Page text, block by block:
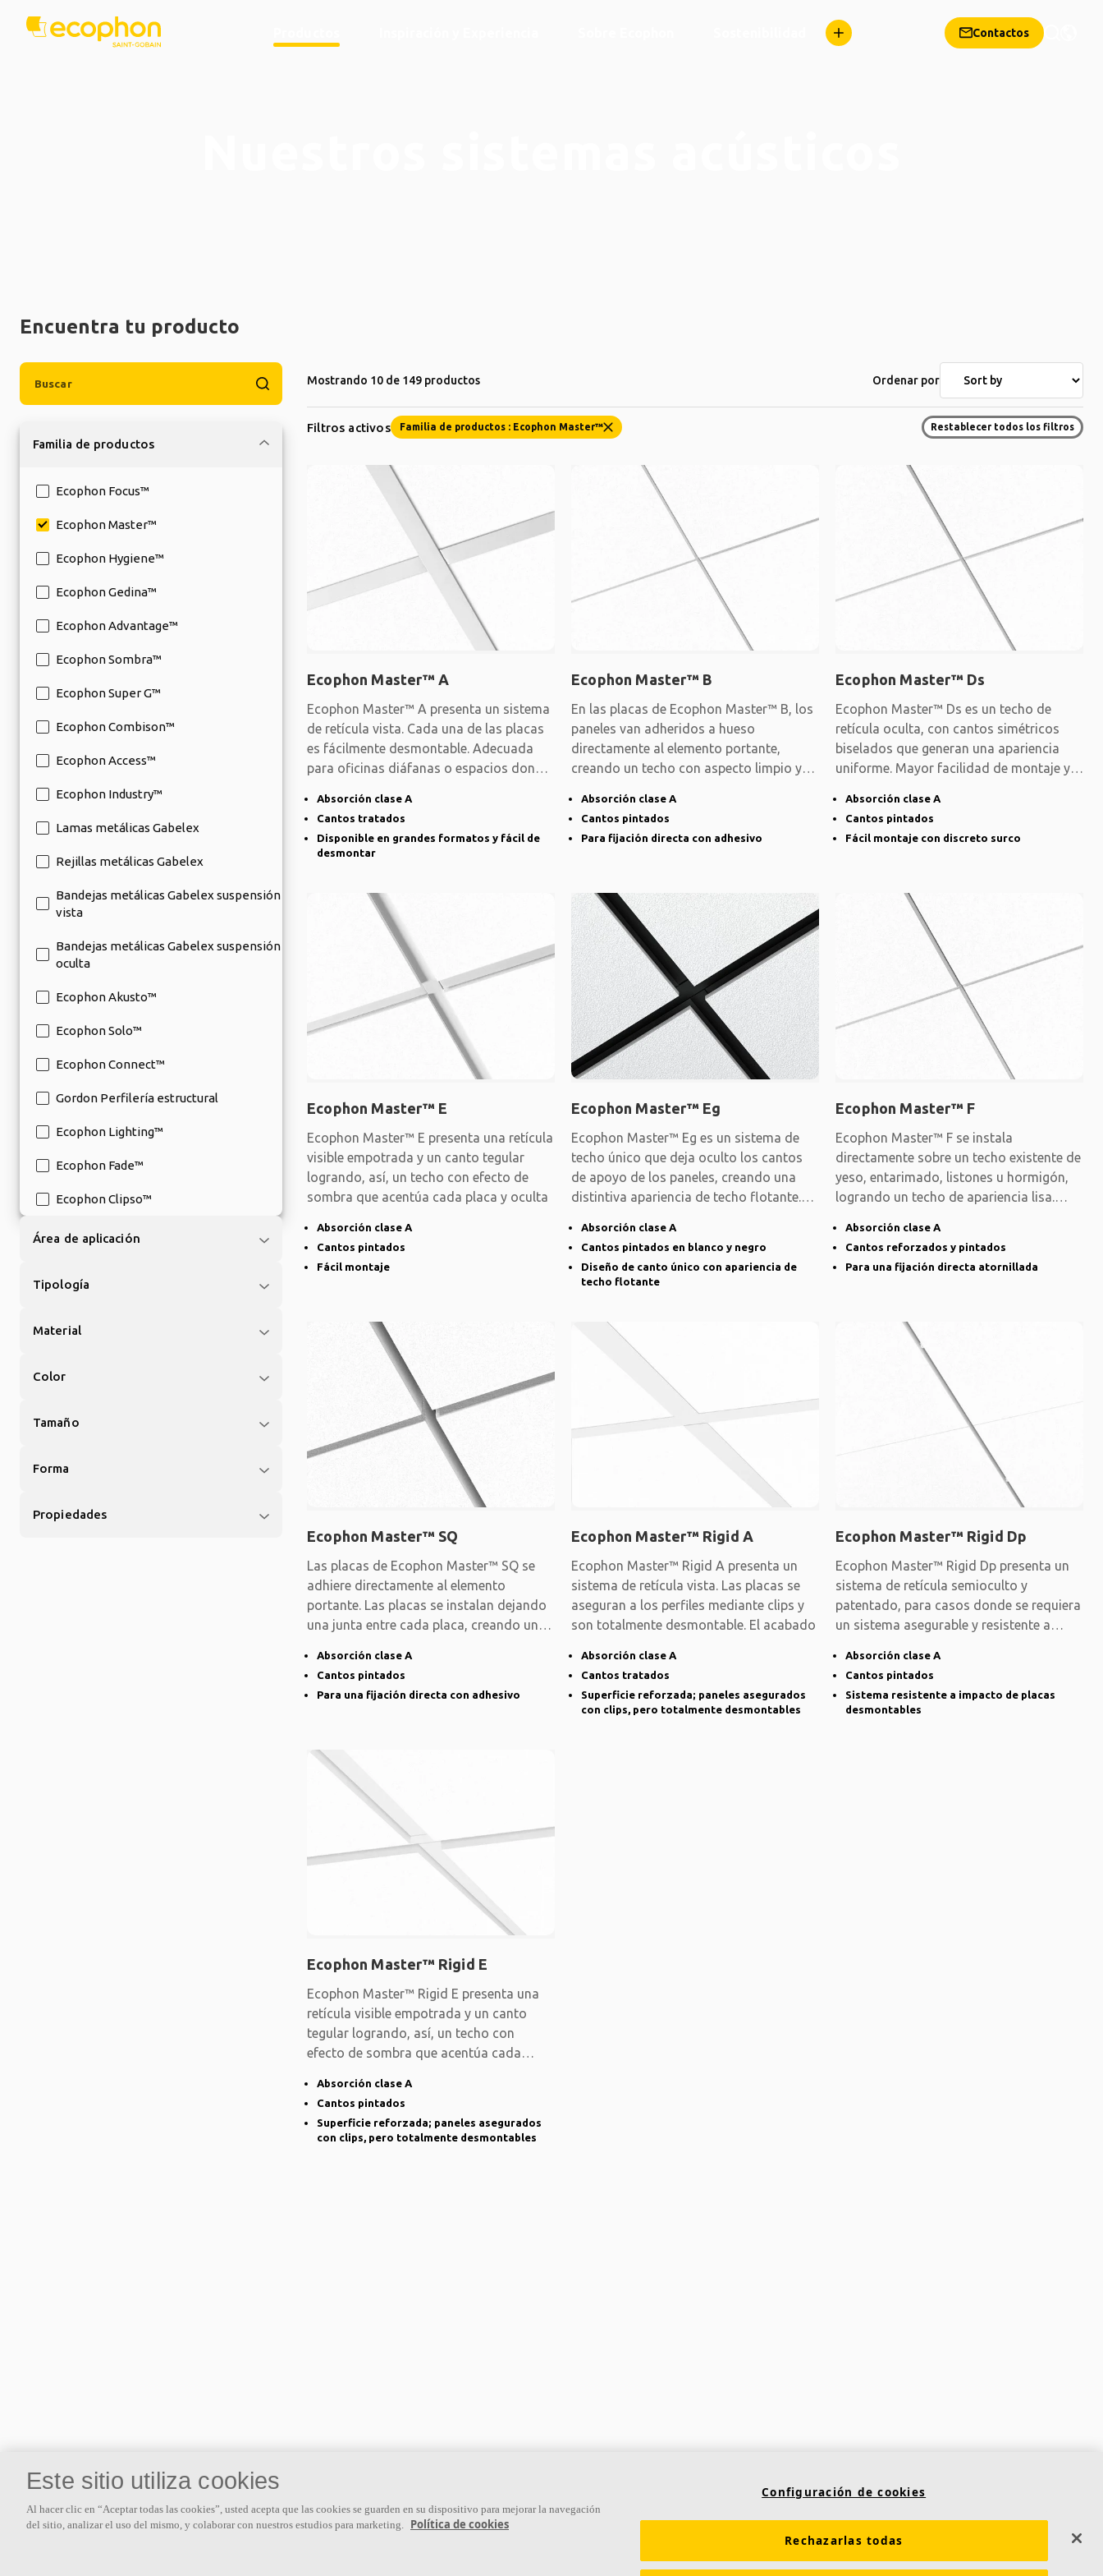
Contactos
Encuentra tu producto
Familia de productos
Ecophon Focus™
Ecophon Master™
Ecophon Hygiene™
Ecophon Gedina™
Ecophon Advantage™
Ecophon Sombra™
Ecophon Super G™
Ecophon Combison™
Ecophon Access™
Ecophon Industry™
Lamas metálicas Gabelex
Rejillas metálicas Gabelex
Bandejas metálicas Gabelex suspensión
vista
Bandejas metálicas Gabelex suspensión
oculta
Ecophon Akusto™
Ecophon Solo™
Ecophon Connect™
Gordon Perfilería estructural
Ecophon Lighting™
Ecophon Fade™
Ecophon Clipso™
Área de aplicación
Tipología
Material
Color
Tamaño
Forma
Propiedades
Mostrando 10 de 149 productos Ordenar por
Filtros activos Familia de productos : Ecophon Master™ Restablecer todos los filtros
Ecophon Master™ A
Ecophon Master™ A presenta un sistema
de retícula vista. Cada una de las placas
es fácilmente desmontable. Adecuada
para oficinas diáfanas o espacios donde
Absorción clase A
Cantos tratados
Disponible en grandes formatos y fácil de
desmontar
Ecophon Master™ B
En las placas de Ecophon Master™ B, los
paneles van adheridos a hueso
directamente al elemento portante,
creando un techo con aspecto limpio y
Absorción clase A
Cantos pintados
Para fijación directa con adhesivo
Ecophon Master™ Ds
Ecophon Master™ Ds es un techo de
retícula oculta, con cantos simétricos
biselados que generan una apariencia
uniforme. Mayor facilidad de montaje y
Absorción clase A
Cantos pintados
Fácil montaje con discreto surco
Ecophon Master™ E
Ecophon Master™ E presenta una retícula
visible empotrada y un canto tegular
logrando, así, un techo con efecto de
sombra que acentúa cada placa y oculta
Absorción clase A
Cantos pintados
Fácil montaje
Ecophon Master™ Eg
Ecophon Master™ Eg es un sistema de
techo único que deja oculto los cantos
de apoyo de los paneles, creando una
distintiva apariencia de techo flotante.
Absorción clase A
Cantos pintados en blanco y negro
Diseño de canto único con apariencia de
techo flotante
Ecophon Master™ F
Ecophon Master™ F se instala
directamente sobre un techo existente de
yeso, entarimado, listones u hormigón,
logrando un techo de apariencia lisa.
Absorción clase A
Cantos reforzados y pintados
Para una fijación directa atornillada
Ecophon Master™ SQ
Las placas de Ecophon Master™ SQ se
adhiere directamente al elemento
portante. Las placas se instalan dejando
una junta entre cada placa, creando un
Absorción clase A
Cantos pintados
Para una fijación directa con adhesivo
Ecophon Master™ Rigid A
Ecophon Master™ Rigid A presenta un
sistema de retícula vista. Las placas se
aseguran a los perfiles mediante clips y
son totalmente desmontable. El acabado
Absorción clase A
Cantos tratados
Superficie reforzada; paneles asegurados
con clips, pero totalmente desmontables
Ecophon Master™ Rigid Dp
Ecophon Master™ Rigid Dp presenta un
sistema de retícula semioculto y
patentado, para casos donde se requiera
un sistema asegurable y resistente a
Absorción clase A
Cantos pintados
Sistema resistente a impacto de placas
desmontables
Ecophon Master™ Rigid E
Ecophon Master™ Rigid E presenta una
retícula visible empotrada y un canto
tegular logrando, así, un techo con
efecto de sombra que acentúa cada
Absorción clase A
Cantos pintados
Superficie reforzada; paneles asegurados
con clips, pero totalmente desmontables
Sobre nosotros Links
Ventilación Difusa
Saint-Gobain Ecophon
C/ Príncipe de Vergara, 132 - Planta 8
Este sitio utiliza cookies
Al hacer clic en “Aceptar todas las cookies”, usted acepta que las cookies se guarden en su dispositivo para mejorar la navegación
del sitio, analizar el uso del mismo, y colaborar con nuestros estudios para marketing. Política de cookies
Configuración de cookies
Rechazarlas todas